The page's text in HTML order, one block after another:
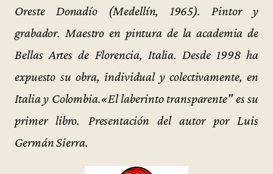
Oreste Donadío (Medellín, 1965). Pintor y
grabador. Maestro en pintura de la academia de
Bellas Artes de Florencia, Italia. Desde 1998 ha
expuesto su obra, individual y colectivamente, en
Italia y Colombia.«El laberinto transparente" es su
primer libro. Presentación del autor por Luis
Germán Sierra.